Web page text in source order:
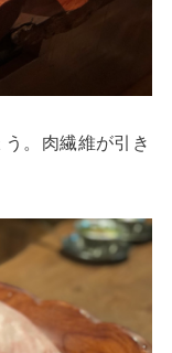
。肉繊維が引き